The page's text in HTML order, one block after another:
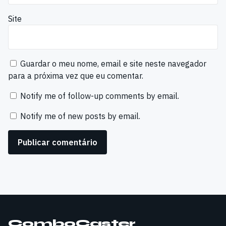
Site
Guardar o meu nome, email e site neste navegador
para a próxima vez que eu comentar.
Notify me of follow-up comments by email.
Notify me of new posts by email.
ComboCaster